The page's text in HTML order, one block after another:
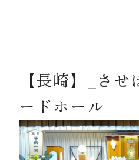
メモリードのお
葬儀の流れ
【長崎】_させ
ードホール